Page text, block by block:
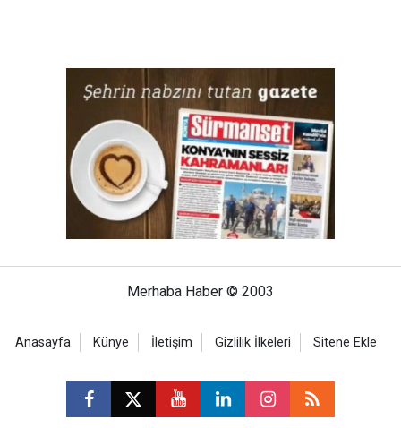
Merhaba Haber © 2003
Anasayfa Künye İletişim Gizlilik İlkeleri Sitene Ekle